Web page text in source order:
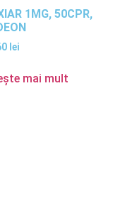
1MG, 50CPR,
lei
mai mult